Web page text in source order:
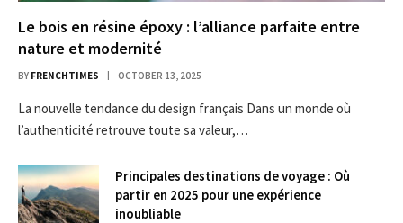
Le bois en résine époxy : l’alliance parfaite entre
nature et modernité
BY FRENCHTIMES OCTOBER 13, 2025
La nouvelle tendance du design français Dans un monde où
l’authenticité retrouve toute sa valeur,…
Principales destinations de voyage : Où
partir en 2025 pour une expérience
inoubliable